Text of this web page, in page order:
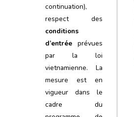
continuation),
respect des
conditions
d’entréeprévues
par la loi
vietnamienne. La
mesure est en
vigueur dans le
cadre du